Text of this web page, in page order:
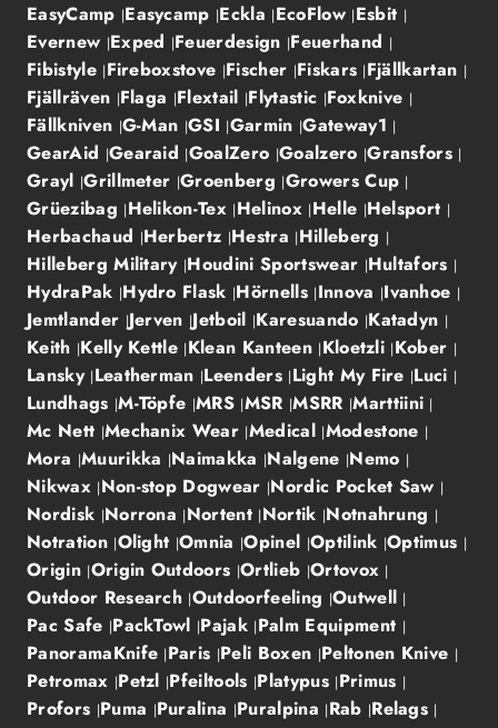
EasyCamp Easycamp Eckla EcoFlow Esbit
Evernew Exped Feuerdesign Feuerhand
Fibistyle Fireboxstove Fischer Fiskars Fjällkartan
Fjällräven Flaga Flextail Flytastic Foxknive
Fällkniven G-Man GSI Garmin Gateway1
GearAid Gearaid GoalZero Goalzero Gransfors
Grayl Grillmeter Groenberg Growers Cup
Grüezibag Helikon-Tex Helinox Helle Helsport
Herbachaud Herbertz Hestra Hilleberg
Hilleberg Military Houdini Sportswear Hultafors
HydraPak Hydro Flask Hörnells Innova Ivanhoe
Jemtlander Jerven Jetboil Karesuando Katadyn
Keith Kelly Kettle Klean Kanteen Kloetzli Kober
Lansky Leatherman Leenders Light My Fire Luci
Lundhags M-Töpfe MRS MSR MSRR Marttiini
Mc Nett Mechanix Wear Medical Modestone
Mora Muurikka Naimakka Nalgene Nemo
Nikwax Non-stop Dogwear Nordic Pocket Saw
Nordisk Norrona Nortent Nortik Notnahrung
Notration Olight Omnia Opinel Optilink Optimus
Origin Origin Outdoors Ortlieb Ortovox
Outdoor Research Outdoorfeeling Outwell
Pac Safe PackTowl Pajak Palm Equipment
PanoramaKnife Paris Peli Boxen Peltonen Knive
Petromax Petzl Pfeiltools Platypus Primus
Profors Puma Puralina Puralpina Rab Relags